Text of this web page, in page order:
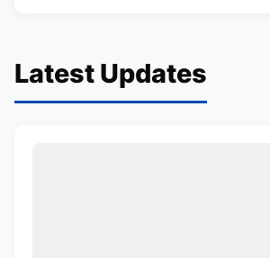
Latest Updates